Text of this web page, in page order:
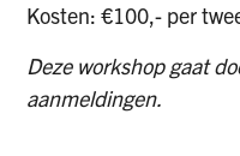
Kosten: €100,- per
Deze workshop gaat
aanmeldingen.